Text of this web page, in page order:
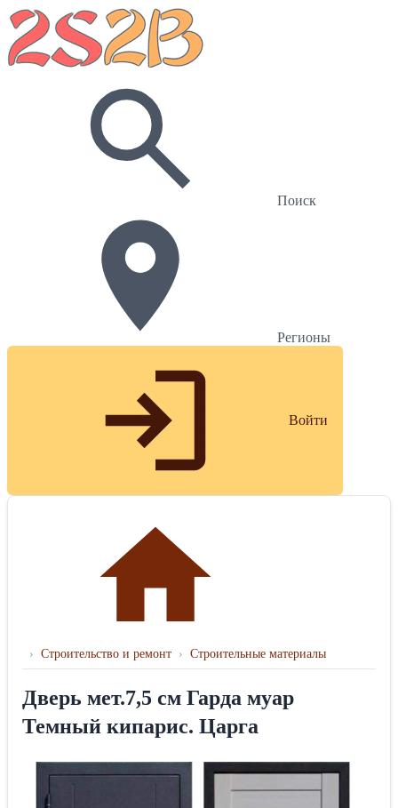
Поиск
Регионы
Войти
› Строительство и ремонт › Строительные материалы
Дверь мет.7,5 см Гарда муар
Темный кипарис. Царга